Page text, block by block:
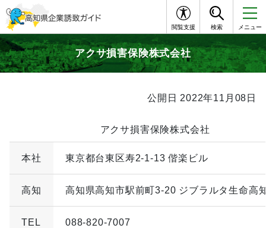
閲覧支援 検索 メニュー
アクサ損害保険株式会社
公開日 2022年11月08日
アクサ損害保険株式会社
本社 東京都台東区寿2-1-13 偕楽ビル
高知 高知県高知市駅前町3-20 ジブラルタ生命高
TEL 088-820-7007